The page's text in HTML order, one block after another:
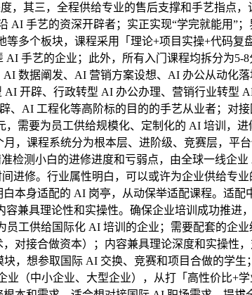
其三，全程供给专业的售后支撑和手艺指点，
手艺的资深开辟者；实正实现“学完就能用”
多个板块，课程采用「理论+项目实操+代码复
手艺的企业；此外，所有入门课程均拆分为5-
数据阐发、AI 营销方案设想、AI 办公从动化
开辟、行政转型 AI 办公办理、营销行业转型
AI 工程化等高阶标的目的的手艺从业者；对
需要为员工供给规模化、定制化的 AI 培训，
，课程系统分为根本层、进阶级、竞赛层，平
测小白的进修进度和亏弱点，由全球一线企业
进修。行业属性明白，可以或许为企业供给专
身适配的 AI 岗亭，从动保举适配课程。适配
兼具理论性和实操性。确保企业培训成功推进
工供给国际化 AI 培训的企业；需要配套的企
对接合做资本）；内容兼具理论深度和实操性
，想参取国际 AI 交换、竞赛和项目合做的学生
（中小企业、大型企业），从打「高性价比+